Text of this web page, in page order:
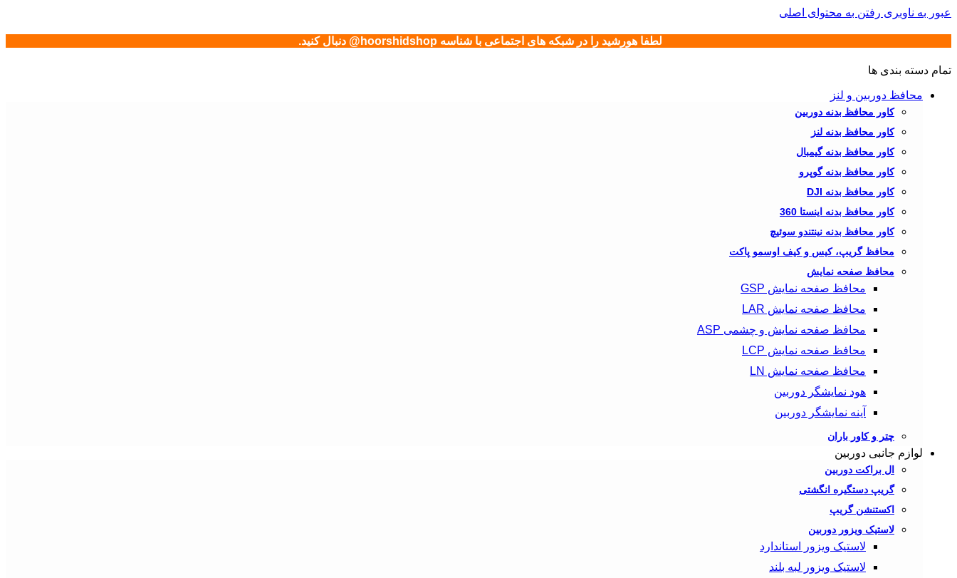
عبور به ناوبری رفتن به محتوای اصلی
لطفا هورشید را در شبکه های اجتماعی با شناسه hoorshidshop@ دنبال کنید.
تمام دسته بندی ها
محافظ دوربین و لنز
کاور محافظ بدنه دوربین
کاور محافظ بدنه لنز
کاور محافظ بدنه گیمبال
کاور محافظ بدنه گوپرو
کاور محافظ بدنه DJI
کاور محافظ بدنه اینستا 360
کاور محافظ بدنه نینتندو سوئیچ
محافظ گریپ، کیس و کیف اوسمو پاکت
محافظ صفحه نمایش
محافظ صفحه نمایش GSP
محافظ صفحه نمایش LAR
محافظ صفحه نمایش و چشمی ASP
محافظ صفحه نمایش LCP
محافظ صفحه نمایش LN
هود نمایشگر دوربین
آینه نمایشگر دوربین
چتر و کاور باران
لوازم جانبی دوربین
ال براکت دوربین
گریپ دستگیره انگشتی
اکستنشن گریپ
لاستیک ویزور دوربین
لاستیک ویزور استاندارد
لاستیک ویزور لبه بلند